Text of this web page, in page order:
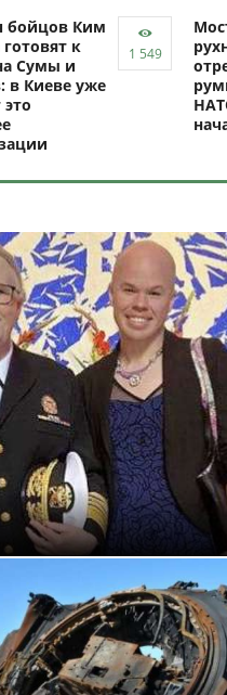
бойцов Ким
к
Сумы и
в Киеве уже